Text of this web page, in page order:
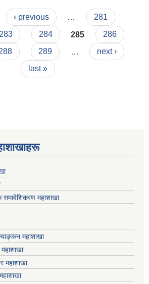
कर तथा शुल्क संकलनको ठेक्का सम्वन्धि
शिलबन्दी दरभाउ पत्र आव्हानको सुचना
‹ previous
281
283 284 285
286
289
next ›
last »
महाशाखा
महाशाखा
महाशाखा